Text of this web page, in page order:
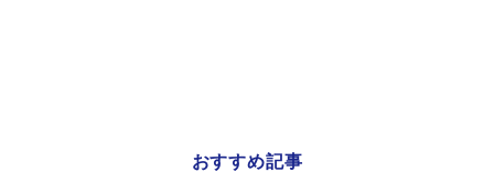
おすすめ記事